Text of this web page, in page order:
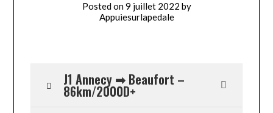
Posted on9 juillet 2022 by
Appuiesurlapedale
J1 Annecy ➡ Beaufort –
86km/2000D+